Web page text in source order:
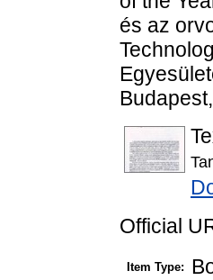
és az
Official
Item Type: